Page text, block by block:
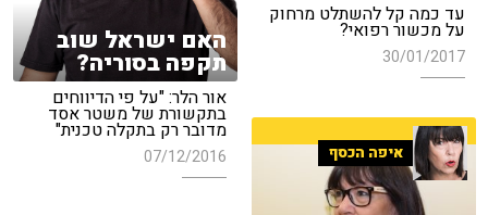
עד כמה קל להשתלט מרחוק
על מכשור רפואי?
30/01/2017 האם ישראל שוב
תקפה בסוריה?
אור הלר: "על פי הדיווחים
בתקשורת של משטר אסד
מדובר רק בתקלה טכנית"
07/12/2016 איפה הכסף